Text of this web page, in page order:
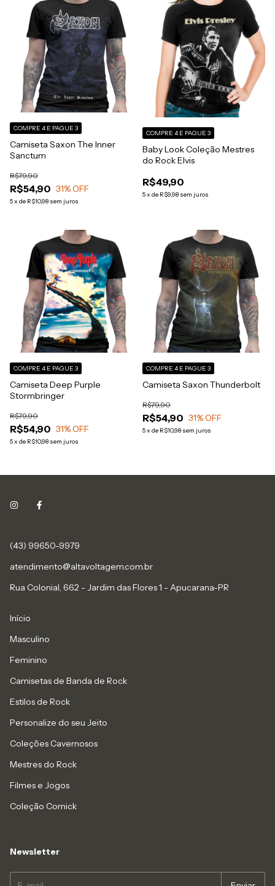
Camiseta Saxon The Inner
Sanctum
R$54,90
R$79,90
31% OFF
5x de R$10,98 sem juros
COMPRE 4 E PAGUE 3
Baby Look Coleção Mestres
do Rock Elvis
R$49,90
5x de R$9,98 sem juros
COMPRE 4 E PAGUE 3
Camiseta Deep Purple
Stormbringer
R$54,90
R$79,90
31% OFF
5x de R$10,98 sem juros
COMPRE 4 E PAGUE 3
Camiseta Saxon Thunderbolt
R$54,90
R$79,90
31% OFF
5x de R$10,98 sem juros
COMPRE 4 E PAGUE 3
(43) 99650-9979
atendimento@altavoltagem.com.br
Rua Colonial, 662 - Jardim das Flores 1 - Apucarana-PR
Início
Masculino
Feminino
Camisetas de Banda de Rock
Estilos de Rock
Personalize do seu Jeito
Coleções Cavernosos
Mestres do Rock
Filmes e Jogos
Coleção Comick
Newsletter